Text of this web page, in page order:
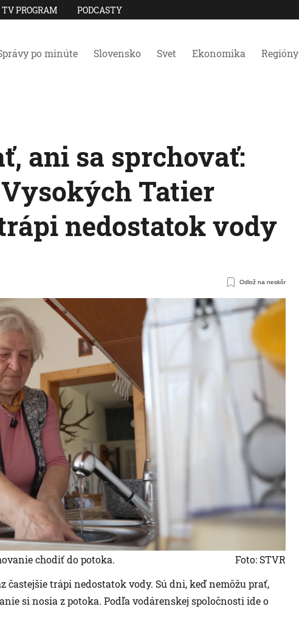
TV PROGRAM PODCASTY
po minúte Slovensko Svet Ekonomika Regióny
ani sa sprchovať:
Tatier
nedostatok vody
Odlož na neskôr
chodiť do potoka.
Foto: STVR
častejšie trápi nedostatok vody. Sú dni, keď nemôžu prať,
si nosia z potoka. Podľa vodárenskej spoločnosti ide o